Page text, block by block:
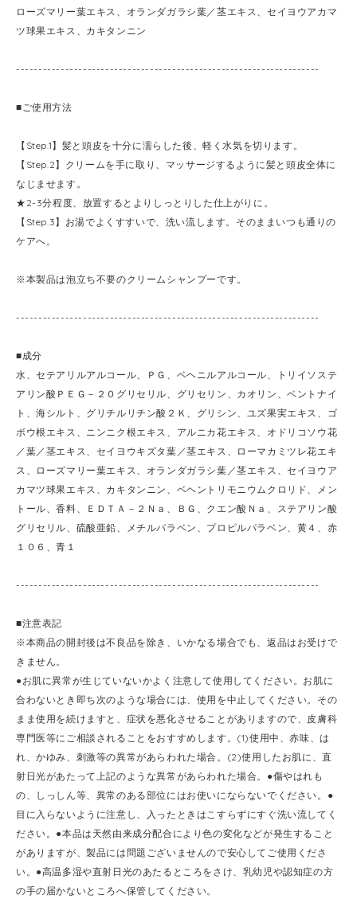
ローズマリー葉エキス、オランダガラシ葉／茎エキス、セイヨウアカマ
ツ球果エキス、カキタンニン
--------------------------------------------------------------------
■ご使用方法
【Step.1】髪と頭皮を十分に濡らした後、軽く水気を切ります。
【Step.2】クリームを手に取り、マッサージするように髪と頭皮全体に
なじませます。
★2-3分程度、放置するとよりしっとりした仕上がりに。
【Step.3】お湯でよくすすいで、洗い流します。そのままいつも通りの
ケアへ。
※本製品は泡立ち不要のクリームシャンプーです。
--------------------------------------------------------------------
■成分
水、セテアリルアルコール、ＰＧ、ベヘニルアルコール、トリイソステ
アリン酸ＰＥＧ－２０グリセリル、グリセリン、カオリン、ベントナイ
ト、海シルト、グリチルリチン酸２Ｋ、グリシン、ユズ果実エキス、ゴ
ボウ根エキス、ニンニク根エキス、アルニカ花エキス、オドリコソウ花
／葉／茎エキス、セイヨウキズタ葉／茎エキス、ローマカミツレ花エキ
ス、ローズマリー葉エキス、オランダガラシ葉／茎エキス、セイヨウア
カマツ球果エキス、カキタンニン、ベヘントリモニウムクロリド、メン
トール、香料、ＥＤＴＡ－２Ｎａ、ＢＧ、クエン酸Ｎａ、ステアリン酸
グリセリル、硫酸亜鉛、メチルパラベン、プロピルパラベン、黄４、赤
１０６、青１
--------------------------------------------------------------------
■注意表記
※本商品の開封後は不良品を除き、いかなる場合でも、返品はお受けで
きません。
●お肌に異常が生じていないかよく注意して使用してください。お肌に
合わないとき即ち次のような場合には、使用を中止してください。その
まま使用を続けますと、症状を悪化させることがありますので、皮膚科
専門医等にご相談されることをおすすめします。(1)使用中、赤味、は
れ、かゆみ、刺激等の異常があらわれた場合。(2)使用したお肌に、直
射日光があたって上記のような異常があらわれた場合。●傷やはれも
の、しっしん等、異常のある部位にはお使いにならないでください。●
目に入らないように注意し、入ったときはこすらずにすぐ洗い流してく
ださい。●本品は天然由来成分配合により色の変化などが発生すること
がありますが、製品には問題ございませんので安心してご使用くださ
い。●高温多湿や直射日光のあたるところをさけ、乳幼児や認知症の方
の手の届かないところへ保管してください。